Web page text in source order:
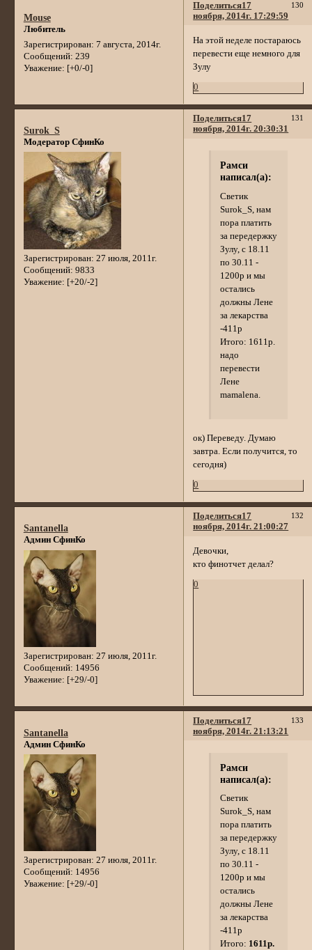
Поделиться 130
17
ноября, 2014г. 17:29:59
Mouse
Любитель
Зарегистрирован: 7 августа, 2014г.
Сообщений: 239
Уважение: [+0/-0]
На этой неделе постараюсь
перевести еще немного для
Зулу
0
Поделиться 131
17
ноября, 2014г. 20:30:31
Surok_S
Модератор СфинКо
Зарегистрирован: 27 июля, 2011г.
Сообщений: 9833
Уважение: [+20/-2]
Рамси
написал(а):
Светик
Surok_S, нам
пора платить
за передержку
Зулу, с 18.11
по 30.11 -
1200р и мы
остались
должны Лене
за лекарства
-411р
Итого: 1611р.
надо
перевести
Лене
mamalena.
ок) Переведу. Думаю
завтра. Если получится, то
сегодня)
0
Поделиться 132
17
ноября, 2014г. 21:00:27
Santanella
Админ СфинКо
Зарегистрирован: 27 июля, 2011г.
Сообщений: 14956
Уважение: [+29/-0]
Девочки,
кто финотчет делал?
0
Поделиться 133
17
ноября, 2014г. 21:13:21
Santanella
Админ СфинКо
Зарегистрирован: 27 июля, 2011г.
Сообщений: 14956
Уважение: [+29/-0]
Рамси
написал(а):
Светик
Surok_S, нам
пора платить
за передержку
Зулу, с 18.11
по 30.11 -
1200р и мы
остались
должны Лене
за лекарства
-411р
Итого: 1611р.